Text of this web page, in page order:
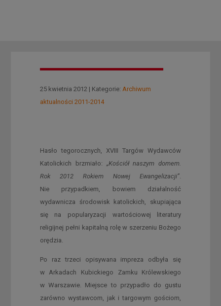
25 kwietnia 2012 | Kategorie: Archiwum
aktualności 2011-2014
Hasło tegorocznych, XVIII Targów Wydawców
Katolickich brzmiało: „Kościół naszym domem.
Rok 2012 Rokiem Nowej Ewangelizacji”
Nie przypadkiem, bowiem działalność
wydawnicza środowisk katolickich, skupiająca
się na popularyzacji wartościowej literatury
religijnej pełni kapitalną rolę w szerzeniu Bożego
orędzia.
Po raz trzeci opisywana impreza odbyła się
w Arkadach Kubickiego Zamku Królewskiego
w Warszawie. Miejsce to przypadło do gustu
zarówno wystawcom, jak i targowym gościom,